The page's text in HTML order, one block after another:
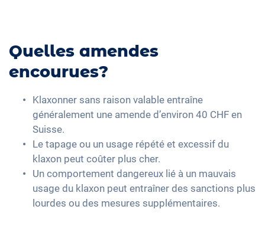
Quelles amendes
encourues?
Klaxonner sans raison valable entraîne
généralement une amende d’environ 40 CHF en
Suisse.
Le tapage ou un usage répété et excessif du
klaxon peut coûter plus cher.
Un comportement dangereux lié à un mauvais
usage du klaxon peut entraîner des sanctions plus
lourdes ou des mesures supplémentaires.